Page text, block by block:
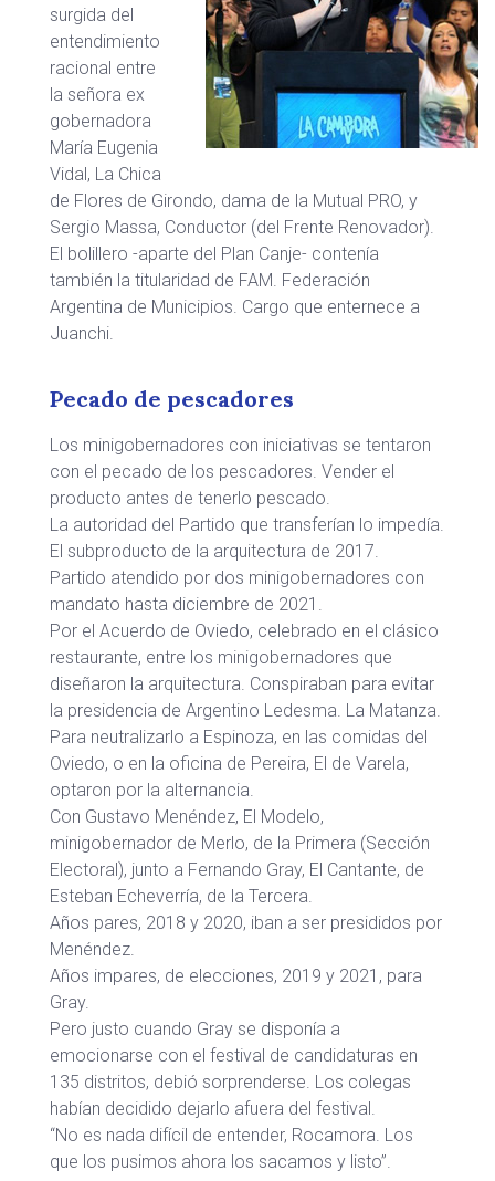
surgida del
entendimiento
racional entre
la señora ex
gobernadora
María Eugenia
Vidal, La Chica
de Flores de Girondo, dama de la Mutual PRO, y
Sergio Massa, Conductor (del Frente Renovador).
El bolillero -aparte del Plan Canje- contenía
también la titularidad de FAM. Federación
Argentina de Municipios. Cargo que enternece a
Juanchi.
Pecado de pescadores
Los minigobernadores con iniciativas se tentaron
con el pecado de los pescadores. Vender el
producto antes de tenerlo pescado.
La autoridad del Partido que transferían lo impedía.
El subproducto de la arquitectura de 2017.
Partido atendido por dos minigobernadores con
mandato hasta diciembre de 2021.
Por el Acuerdo de Oviedo, celebrado en el clásico
restaurante, entre los minigobernadores que
diseñaron la arquitectura. Conspiraban para evitar
la presidencia de Argentino Ledesma. La Matanza.
Para neutralizarlo a Espinoza, en las comidas del
Oviedo, o en la oficina de Pereira, El de Varela,
optaron por la alternancia.
Con Gustavo Menéndez, El Modelo,
minigobernador de Merlo, de la Primera (Sección
Electoral), junto a Fernando Gray, El Cantante, de
Esteban Echeverría, de la Tercera.
Años pares, 2018 y 2020, iban a ser presididos por
Menéndez.
Años impares, de elecciones, 2019 y 2021, para
Gray.
Pero justo cuando Gray se disponía a
emocionarse con el festival de candidaturas en
135 distritos, debió sorprenderse. Los colegas
habían decidido dejarlo afuera del festival.
“No es nada difícil de entender, Rocamora. Los
que los pusimos ahora los sacamos y listo”.